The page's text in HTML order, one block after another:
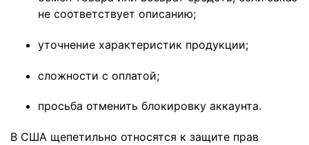
не соответствует описанию;
уточнение характеристик продукции;
сложности с оплатой;
просьба отменить блокировку аккаунта.
В США щепетильно относятся к защите прав